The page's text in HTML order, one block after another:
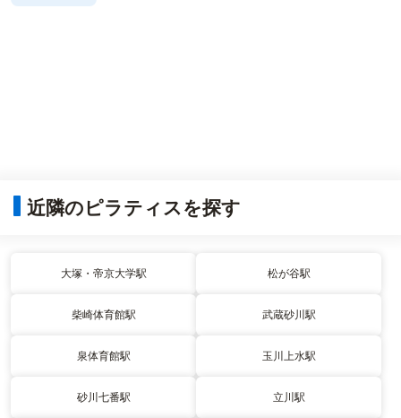
近隣のピラティスを探す
大塚・帝京大学駅 松が谷駅
柴崎体育館駅 武蔵砂川駅
泉体育館駅 玉川上水駅
砂川七番駅 立川駅